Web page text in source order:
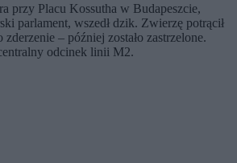
przy Placu Kossutha w Budapeszcie,
parlament, wszedł dzik. Zwierzę potrącił
zderzenie – później zostało zastrzelone.
odcinek linii M2.